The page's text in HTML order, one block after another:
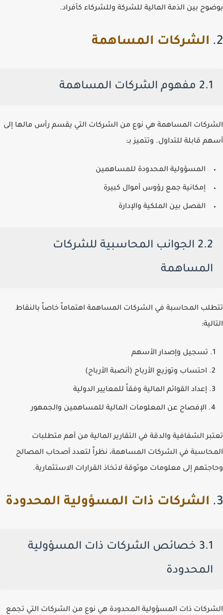
بوضوح بين الذمة المالية للشركة وللشركاء كأفراد.
2. الشركات المساهمة
2.1 مفهوم الشركات المساهمة
الشركات المساهمة هي نوع من الشركات التي يقسم رأس مالها إلى
أسهم قابلة للتداول. وتتميز بـ:
المسؤولية المحدودة للمساهمين
إمكانية جمع رؤوس أموال كبيرة
الفصل بين الملكية والإدارة
2.2 الجوانب المحاسبية للشركات
المساهمة
تتطلب المحاسبة في الشركات المساهمة اهتماماً خاصاً بالنقاط
التالية:
تسجيل وإصدار الأسهم
احتساب وتوزيع الأرباح (أنصبة الأرباح)
إعداد القوائم المالية وفقاً للمعايير الدولية
الإفصاح عن المعلومات المالية للمساهمين والجمهور
تعتبر الشفافية والدقة في التقارير المالية من أهم متطلبات
المحاسبة في الشركات المساهمة، نظراً لتعدد أصحاب المصالح
وحاجتهم إلى معلومات موثوقة لاتخاذ القرارات الاستثمارية.
3. الشركات ذات المسؤولية المحدودة
3.1 خصائص الشركات ذات المسؤولية
المحدودة
الشركات ذات المسؤولية المحدودة هي نوع من الشركات التي تجمع